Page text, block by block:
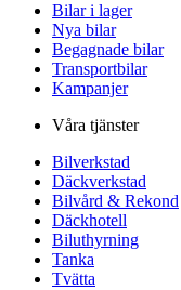
Bilar i lager
Nya bilar
Begagnade bilar
Transportbilar
Kampanjer
Våra tjänster
Bilverkstad
Däckverkstad
Bilvård & Rekond
Däckhotell
Biluthyrning
Tanka
Tvätta